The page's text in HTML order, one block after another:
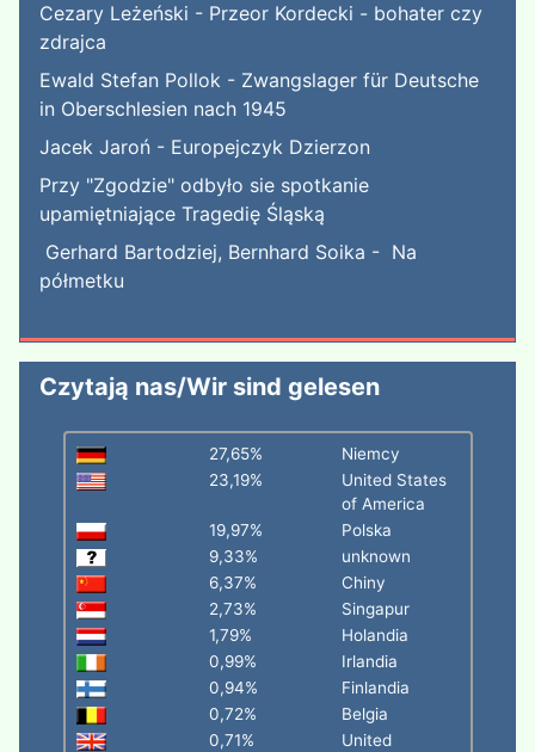
Cezary Leżeński - Przeor Kordecki - bohater czy
zdrajca
Ewald Stefan Pollok - Zwangslager für Deutsche
in Oberschlesien nach 1945
Jacek Jaroń - Europejczyk Dzierzon
Przy "Zgodzie" odbyło sie spotkanie
upamiętniające Tragedię Śląską
Gerhard Bartodziej, Bernhard Soika - Na
półmetku
Czytają nas/Wir sind gelesen
27,65%
Niemcy
23,19%
United States
of America
19,97%
Polska
9,33%
unknown
6,37%
Chiny
2,73%
Singapur
1,79%
Holandia
0,99%
Irlandia
0,94%
Finlandia
0,72%
Belgia
0,71%
United